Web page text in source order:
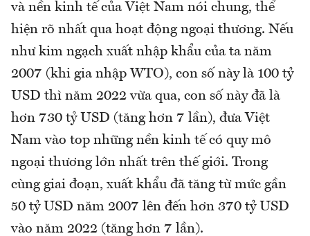
và nền kinh tế của Việt Nam nói chung, thể
hiện rõ nhất qua hoạt động ngoại thương. Nếu
như kim ngạch xuất nhập khẩu của ta năm
2007 (khi gia nhập WTO), con số này là 100 tỷ
USD thì năm 2022 vừa qua, con số này đã là
hơn 730 tỷ USD (tăng hơn 7 lần), đưa Việt
Nam vào top những nền kinh tế có quy mô
ngoại thương lớn nhất trên thế giới. Trong
cùng giai đoạn, xuất khẩu đã tăng từ mức gần
50 tỷ USD năm 2007 lên đến hơn 370 tỷ USD
vào năm 2022 (tăng hơn 7 lần).